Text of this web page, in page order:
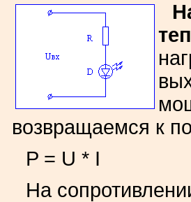
возвращаемся к
P = U * I
На